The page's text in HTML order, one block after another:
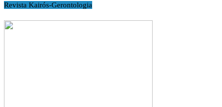
Revista Kairós-Gerontologia